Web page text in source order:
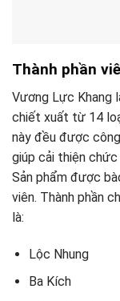
Thành phần
Vương Lực Khang
chiết xuất từ ​​14
này đều được
giúp cải thiện chức
Sản phẩm được
viên. Thành phần
là:
Lộc Nhung
Ba Kích